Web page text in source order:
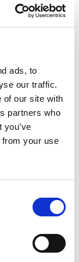
ads, to
our traffic.
of our site with
partners who
from your use
-